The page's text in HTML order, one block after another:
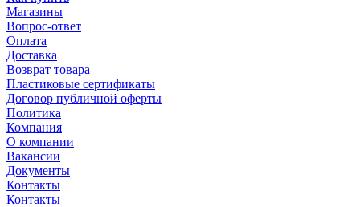
Магазины
Вопрос-ответ
Оплата
Доставка
Возврат товара
Пластиковые сертификаты
Договор публичной оферты
Политика
Компания
О компании
Вакансии
Документы
Контакты
Контакты